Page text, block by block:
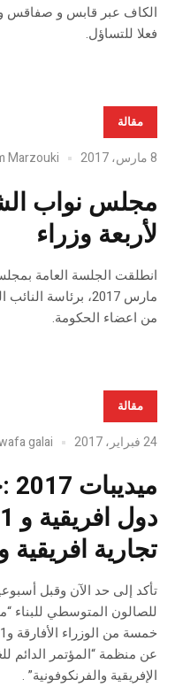
الكاف عبر قابس و صفاقس
فعلا للتساؤل.
مقالة
8 مارس، 2017 Marzouki
مجلس نواب
لأربعة وزراء
مارس 2017، برئاسة
من اعضاء الحكومة.
مقالة
24 فبراير، 2017 galai
تجارية افريقية
عن منظمة “المؤتمر الدائم
الإفريقية والفرنكوفونية” .